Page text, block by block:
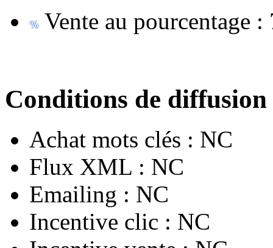
Vente au pourcentage :
Conditions de diffusion
Achat mots clés : NC
Flux XML : NC
Emailing : NC
Incentive clic : NC